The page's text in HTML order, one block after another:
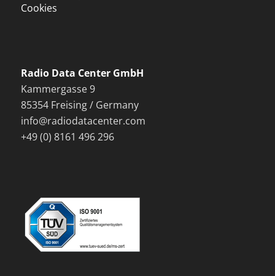
Cookies
Radio Data Center GmbH
Kammergasse 9
85354 Freising / Germany
info@radiodatacenter.com
+49 (0) 8161 496 296